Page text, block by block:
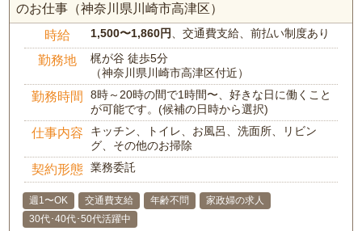
のお仕事（神奈川県川崎市高津区）
時給 1,500〜1,860円、交通費支給、前払い制度あり
勤務地
梶が谷 徒歩5分
（神奈川県川崎市高津区付近）
勤務時間
8時～20時の間で1時間〜、好きな日に働くこと
が可能です。(候補の日時から選択)
仕事内容
キッチン、トイレ、お風呂、洗面所、リビン
グ、その他のお掃除
契約形態 業務委託
週1〜OK 交通費支給 年齢不問
家政婦の求人
30代･40代･50代活躍中